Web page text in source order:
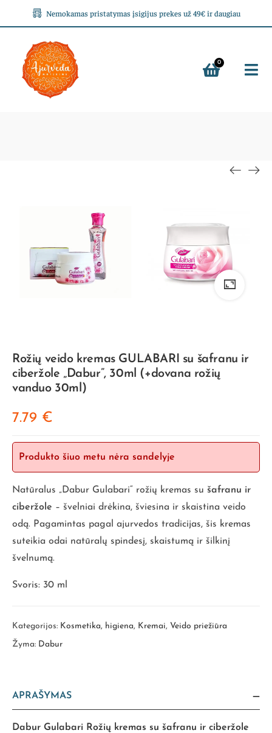
Nemokamas pristatymas įsigijus prekes už 49€ ir daugiau
0
Rožių veido kremas GULABARI su šafranu ir
ciberžole „Dabur”, 30ml (+dovana rožių
vanduo 30ml)
7.79 €
Produkto šiuo metu nėra sandelyje
Natūralus „Dabur Gulabari“ rožių kremas su šafranu ir
ciberžole – švelniai drėkina, šviesina ir skaistina veido
odą. Pagamintas pagal ajurvedos tradicijas, šis kremas
suteikia odai natūralų spindesį, skaistumą ir šilkinį
švelnumą.
Svoris: 30 ml
Kategorijos: Kosmetika, higiena, Kremai, Veido priežiūra
Žyma: Dabur
APRAŠYMAS
Dabur Gulabari Rožių kremas su šafranu ir ciberžole